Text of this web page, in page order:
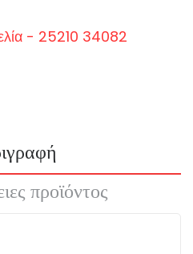
- 25210 34082
προϊόντος